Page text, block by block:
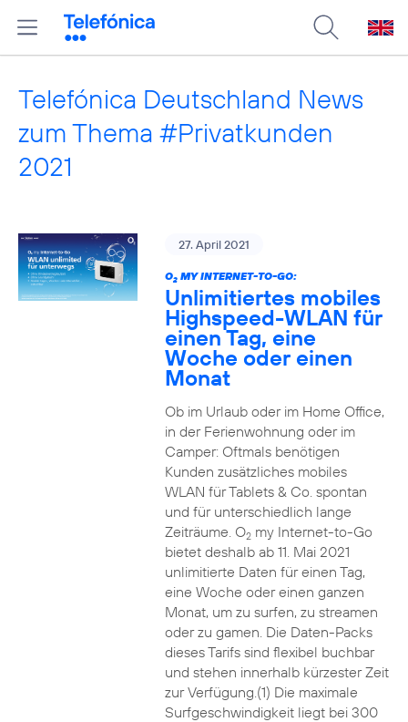
Telefónica Deutschland News
zum Thema #Privatkunden
2021
27. April 2021
O2MY INTERNET-TO-GO:
Unlimitiertes mobiles
Highspeed-WLAN für
einen Tag, eine
Woche oder einen
Monat
Ob im Urlaub oder im Home Office,
in der Ferienwohnung oder im
Camper: Oftmals benötigen
Kunden zusätzliches mobiles
WLAN für Tablets & Co. spontan
und für unterschiedlich lange
Zeiträume. O2my Internet-to-Go
bietet deshalb ab 11. Mai 2021
unlimitierte Daten für einen Tag,
eine Woche oder einen ganzen
Monat, um zu surfen, zu streamen
oder zu gamen. Die Daten-Packs
dieses Tarifs sind flexibel buchbar
und stehen innerhalb kürzester Zeit
zur Verfügung.(1) Die maximale
Surfgeschwindigkeit liegt bei 300